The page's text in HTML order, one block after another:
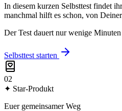
In diesem kurzen Selbsttest findet
manchmal hilft es schon, von
Der Test dauert nur wenige
Selbsttest starten
02
✦ Star-Produkt
Euer gemeinsamer Weg